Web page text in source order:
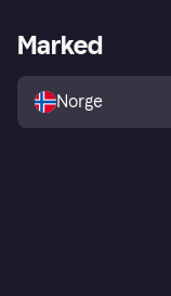
Marked
Norge